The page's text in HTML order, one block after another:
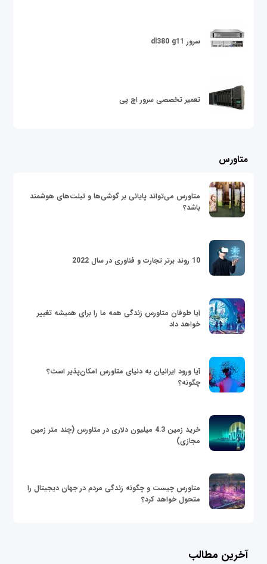
سرور dl380 g11
تعمیر تخصصی سرور اچ پی
متاورس
متاورس می‌تواند پایانی بر گوشی‌ها و تبلت‌های هوشمند
باشد؟
10 روند برتر تجارت و فناوری در سال 2022
آیا طوفان متاورس زندگی همه ما را برای همیشه تغییر
خواهد داد
آیا ورود ایرانیان به دنیای متاورس امکان‌پذیر است؟
چگونه؟
خرید زمین 4.3 میلیون دلاری در متاورس (چند متر زمین
مجازی)
متاورس چیست و چگونه زندگی مردم در جهان دیجیتال را
متحول خواهد کرد؟
آخرین مطالب